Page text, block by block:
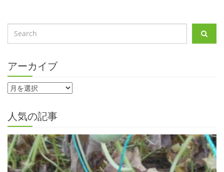
アーカイブ
人気の記事